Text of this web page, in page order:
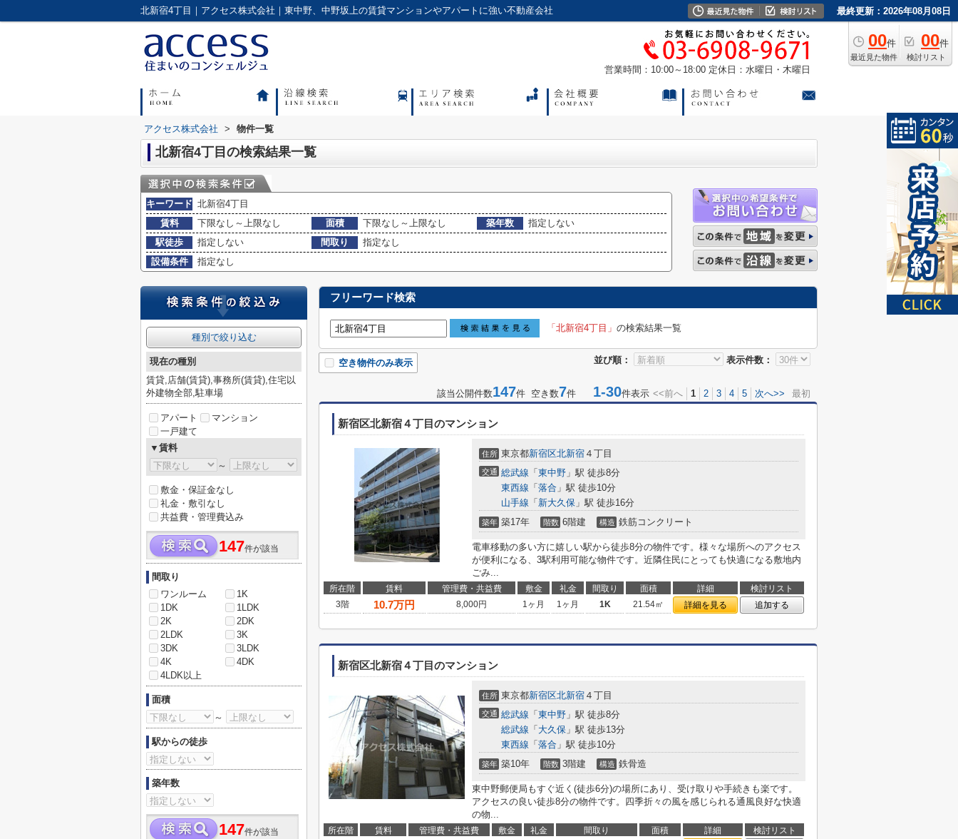
北新宿4丁目｜アクセス株式会社｜東中野、中野坂上の賃貸マンションやアパートに強い不動産会社 最終更新：2026年08月08日
00件
最近見た物件
00件
検討リスト
営業時間：10:00～18:00 定休日：水曜日・木曜日
アクセス株式会社 > 物件一覧
北新宿4丁目の検索結果一覧
キーワード 北新宿4丁目
賃料
下限なし～上限なし 面積 下限なし～上限なし 築年数
指定しない
駅徒歩
指定しない 間取り
指定なし
設備条件
指定なし
フリーワード検索
「北新宿4丁目」 の検索結果一覧
並び順： 表示件数：
空き物件のみ表示
該当公開件数147件 空き数7件 1-30件表示 <<前へ 1 2 3 4 5 次へ>> 最初
新宿区北新宿４丁目のマンション
住所 東京都新宿区北新宿 ４丁目
交通 総武線 「 東中野 」駅 徒歩8分
東西線 「 落合 」駅 徒歩10分
山手線 「 新大久保 」駅 徒歩16分
築年 築17年 階数 6階建 構造 鉄筋コンクリート
電車移動の多い方に嬉しい駅から徒歩8分の物件です。様々な場所へのアクセス
が便利になる、3駅利用可能な物件です。近隣住民にとっても快適になる敷地内
ごみ...
所在階 賃料 管理費・共益費 敷金 礼金 間取り 面積 詳細
検討リスト
3階
10.7万円 8,000円 1ヶ月 1ヶ月 1K 21.54㎡ 詳細を見る 追加する
新宿区北新宿４丁目のマンション
住所 東京都新宿区北新宿 ４丁目
交通 総武線 「 東中野 」駅 徒歩8分
総武線 「 大久保 」駅 徒歩13分
東西線 「 落合 」駅 徒歩10分
築年 築10年 階数 3階建 構造 鉄骨造
東中野郵便局もすぐ近く(徒歩6分)の場所にあり、受け取りや手続きも楽です。
アクセスの良い徒歩8分の物件です。四季折々の風を感じられる通風良好な快適
の物...
所在階 賃料 管理費・共益費 敷金 礼金 間取り 面積 詳細
検討リスト
種別で絞り込む
現在の種別
賃貸,店舗(賃貸),事務所(賃貸),住宅以
外建物全部,駐車場
アパート
マンション
一戸建て
▼賃料
～
敷金・保証金なし
礼金・敷引なし
共益費・管理費込み
147件が該当
間取り
ワンルーム
1K
1DK
1LDK
2K
2DK
2LDK
3K
3DK
3LDK
4K
4DK
4LDK以上
面積
～
駅からの徒歩
築年数
147件が該当